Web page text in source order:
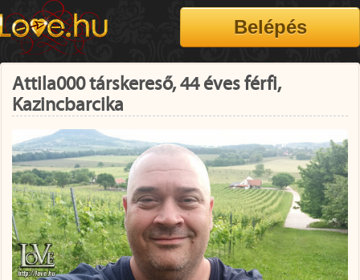
Attila000 társkereső, 44 éves férfi,
Kazincbarcika